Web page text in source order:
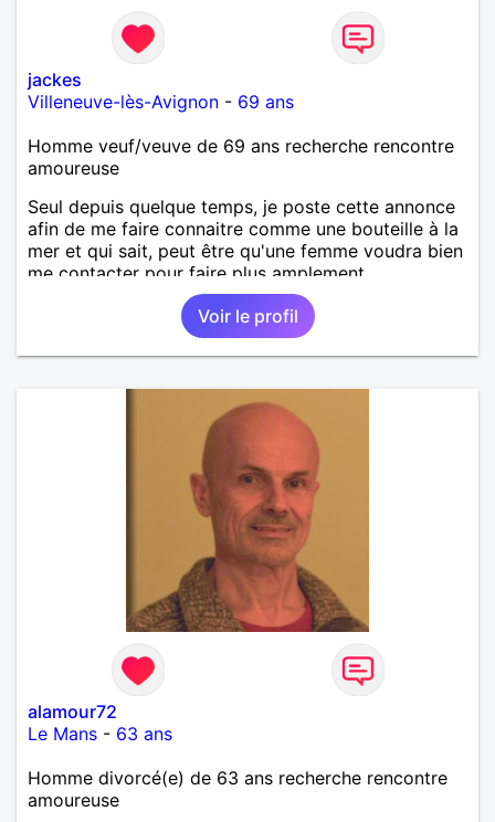
jackes
Villeneuve-lès-Avignon - 69 ans
Homme veuf/veuve de 69 ans recherche rencontre
amoureuse
Seul depuis quelque temps, je poste cette annonce
afin de me faire connaitre comme une bouteille à la
mer et qui sait, peut être qu'une femme voudra bien
me contacter pour faire plus amplement
Voir le profil
alamour72
Le Mans - 63 ans
Homme divorcé(e) de 63 ans recherche rencontre
amoureuse